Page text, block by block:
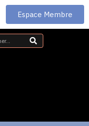
Espace Membre